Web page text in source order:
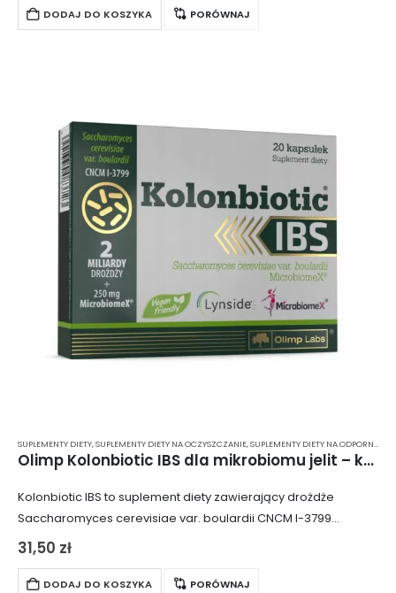
oczyszczanie organizmu i promują równowagę mikroflory…
DODAJ DO KOSZYKA PORÓWNAJ
SUPLEMENTY DIETY,SUPLEMENTY DIETY NA OCZYSZCZANIE,SUPLEMENTY DIETY NA ODPORNOŚĆ
Olimp Kolonbiotic IBS dla mikrobiomu jelit – kapsułki 20 szt.
Kolonbiotic IBS to suplement diety zawierający drożdże
Saccharomyces cerevisiae var. boulardii CNCM I-3799
(Lynside®) oraz ekstrakt z owoców słodkiej pomarańczy i
bakteryjnej jelit….
31,50 zł
DODAJ DO KOSZYKA PORÓWNAJ